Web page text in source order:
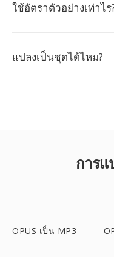
ใช้อัตราตัวอย่างเท่าไร
แปลงเป็นชุดได้ไหม?
การแ
OPUS เป็น MP3